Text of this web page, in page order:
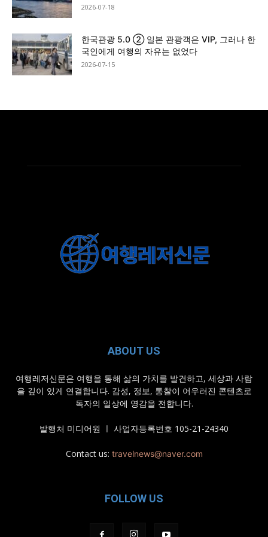
2026-07-18
한국관광 5.0 ② 일본 관광객은 VIP, 그러나 한
국인에게 여행의 자유는 없었다
2026-07-15
ABOUT US
여행레저신문은 여행을 통해 삶의 가치를 발견하고, 세상과 사람
을 깊이 있게 연결합니다. 감성, 정보, 통찰이 어우러진 콘텐츠로
독자의 일상에 영감을 전합니다.
발행처 미디어원 ㅣ 사업자등록번호 105-21-24340
Contact us: travelnews@naver.com
FOLLOW US